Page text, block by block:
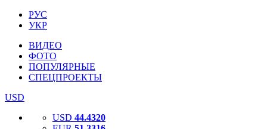
РУС
УКР
ВИДЕО
ФОТО
ПОПУЛЯРНЫЕ
СПЕЦПРОЕКТЫ
USD
USD 44.4320